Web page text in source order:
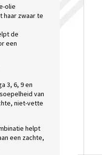
olie
haar zwaar te
de
een
3, 6, 9 en
van
niet-vette
helpt
een zachte,